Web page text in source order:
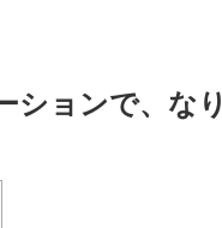
ションで、な